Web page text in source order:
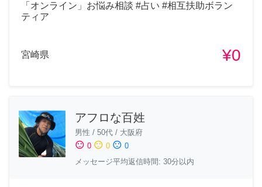
「オンライン」お悩み相談 #占い #相互扶助ボラン
ティア
宮崎県 ¥0
アフロな百姓
男性 / 50代 / 大阪府
sentiment_satisfied 0 sentiment_neutral 0 sentiment_dissatisfied 0
メッセージ平均返信時間: 30分以内